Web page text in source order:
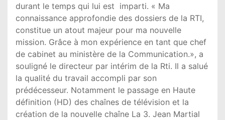
durant le temps qui lui est imparti. « Ma
connaissance approfondie des dossiers de la RTI,
constitue un atout majeur pour ma nouvelle
mission. Grâce à mon expérience en tant que chef
de cabinet au ministère de la Communication.», a
souligné le directeur par intérim de la Rti. Il a salué
la qualité du travail accompli par son
prédécesseur. Notamment le passage en Haute
définition (HD) des chaînes de télévision et la
création de la nouvelle chaîne La 3. Jean Martial